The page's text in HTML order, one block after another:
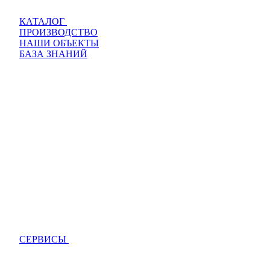
КАТАЛОГ
ПРОИЗВОДСТВО
НАШИ ОБЪЕКТЫ
БАЗА ЗНАНИЙ
СЕРВИСЫ